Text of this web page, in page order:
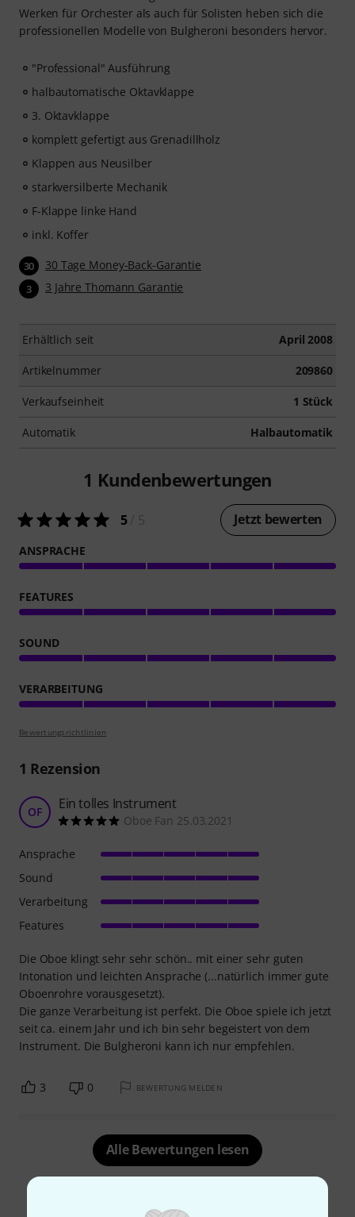
Werken für Orchester als auch für Solisten heben sich die
professionellen Modelle von Bulgheroni besonders hervor.
"Professional" Ausführung
halbautomatische Oktavklappe
3. Oktavklappe
komplett gefertigt aus Grenadillholz
Klappen aus Neusilber
starkversilberte Mechanik
F-Klappe linke Hand
inkl. Koffer
30 30 Tage Money-Back-Garantie
3 3 Jahre Thomann Garantie
Erhältlich seit April 2008
Artikelnummer 209860
Verkaufseinheit 1 Stück
Automatik Halbautomatik
1 Kundenbewertungen
5/ 5 Jetzt bewerten
ANSPRACHE
FEATURES
SOUND
VERARBEITUNG
Bewertungsrichtlinien
1 Rezension
OF Ein tolles Instrument
Oboe Fan 25.03.2021
Die Oboe klingt sehr sehr schön.. mit einer sehr guten
Intonation und leichten Ansprache (...natürlich immer gute
Oboenrohre vorausgesetzt).
Die ganze Verarbeitung ist perfekt. Die Oboe spiele ich jetzt
seit ca. einem Jahr und ich bin sehr begeistert von dem
Instrument. Die Bulgheroni kann ich nur empfehlen.
Ansprache
Sound
Verarbeitung
Features
3 0 BEWERTUNG MELDEN
Alle Bewertungen lesen